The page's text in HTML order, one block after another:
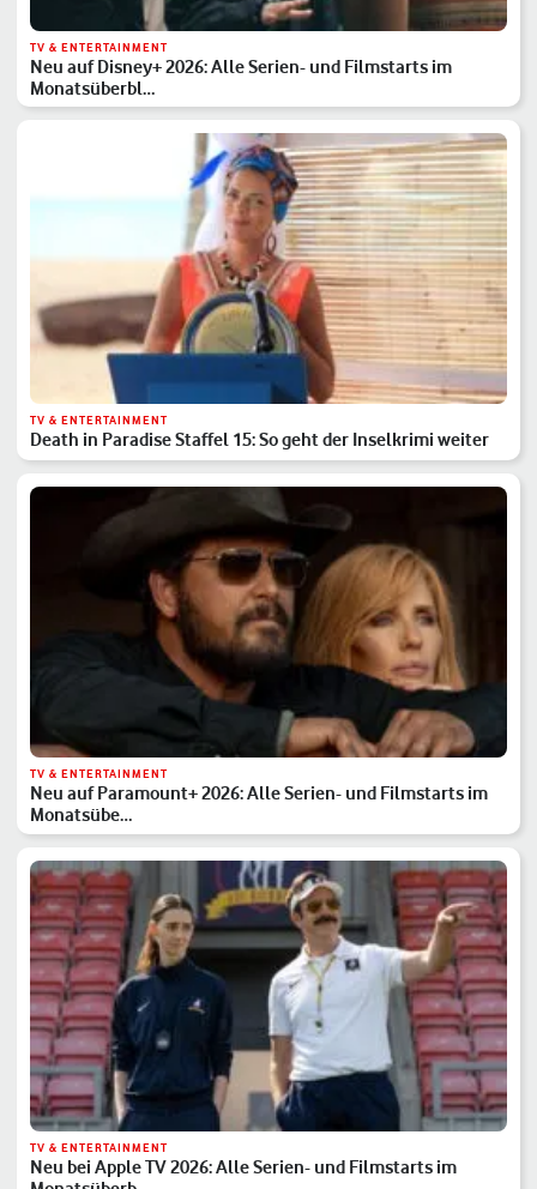
TV & ENTERTAINMENT
Neu auf Disney+ 2026: Alle Serien- und Filmstarts im
Monatsüberbl…
TV & ENTERTAINMENT
Death in Paradise Staffel 15: So geht der Inselkrimi weiter
TV & ENTERTAINMENT
Neu auf Paramount+ 2026: Alle Serien- und Filmstarts im
Monatsübe…
TV & ENTERTAINMENT
Neu bei Apple TV 2026: Alle Serien- und Filmstarts im